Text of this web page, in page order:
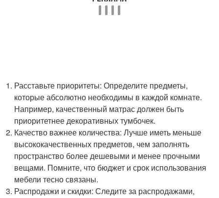
Расставьте приоритеты: Определите предметы,
которые абсолютно необходимы в каждой комнате.
Например, качественный матрас должен быть
приоритетнее декоративных тумбочек.
Качество важнее количества: Лучше иметь меньше
высококачественных предметов, чем заполнять
пространство более дешевыми и менее прочными
вещами. Помните, что бюджет и срок использования
мебели тесно связаны.
Распродажи и скидки: Следите за распродажами,